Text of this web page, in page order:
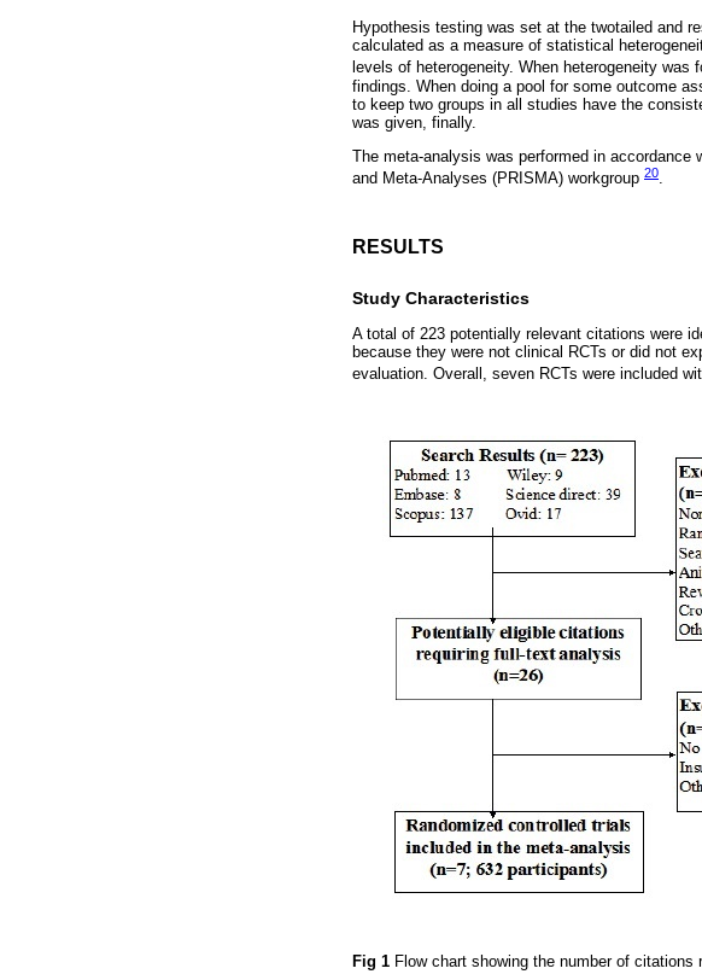
Hypothesis testing was set at the twotailed and
calculated as a measure of statistical
levels of heterogeneity. When heterogeneity was
findings. When doing a pool for some outcome
to keep two groups in all studies have the
was given, finally.
The meta-analysis was performed in
and Meta-Analyses (PRISMA) workgroup 20.
RESULTS
Study Characteristics
A total of 223 potentially relevant citations were
because they were not clinical RCTs or did not
evaluation. Overall, seven RCTs were included
Fig 1 Flow chart showing the number of